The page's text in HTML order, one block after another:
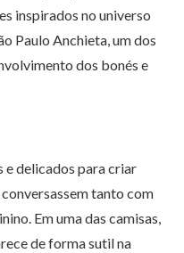
inspirados no universo
Paulo Anchieta, um dos
dos bonés e
e delicados para criar
tanto com
Em uma das camisas,
de forma sutil na